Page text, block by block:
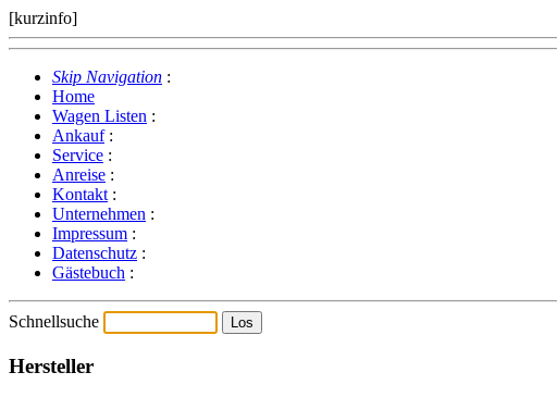
[kurzinfo]
Skip Navigation :
Home
Wagen Listen :
Ankauf:
Service :
Anreise :
Kontakt :
Unternehmen :
Impressum :
Datenschutz :
Gästebuch :
Schnellsuche
Hersteller